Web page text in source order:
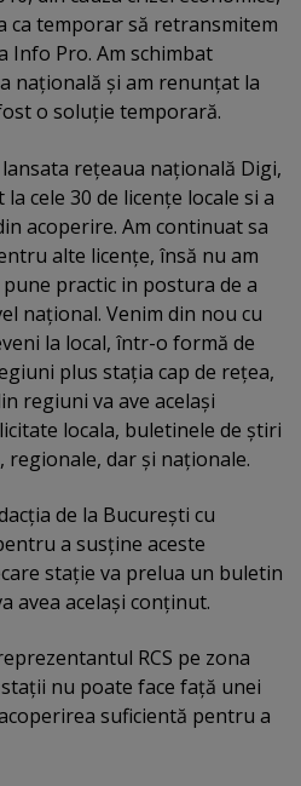
ca temporar să retransmitem
Info Pro. Am schimbat
naţională şi am renunţat la
o soluţie temporară.
reţeaua naţională Digi,
cele 30 de licenţe locale si a
acoperire. Am continuat sa
alte licenţe, însă nu am
practic in postura de a
naţional. Venim din nou cu
la local, într-o formă de
plus staţia cap de reţea,
regiuni va ave acelaşi
locala, buletinele de ştiri
regionale, dar şi naţionale.
de la Bucureşti cu
a susţine aceste
staţie va prelua un buletin
avea acelaşi conţinut.
RCS pe zona
nu poate face faţă unei
suficientă pentru a